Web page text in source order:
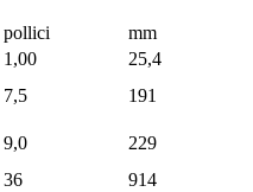
pollici
mm
1,00
25,4
7,5
191
9,0
229
36
914